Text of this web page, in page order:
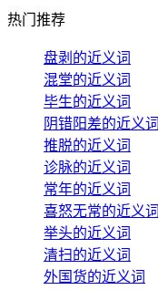
热门推荐
盘剥的近义词
混堂的近义词
毕生的近义词
阴错阳差的近义词
推脱的近义词
诊脉的近义词
常年的近义词
喜怒无常的近义词
举头的近义词
清扫的近义词
外国货的近义词